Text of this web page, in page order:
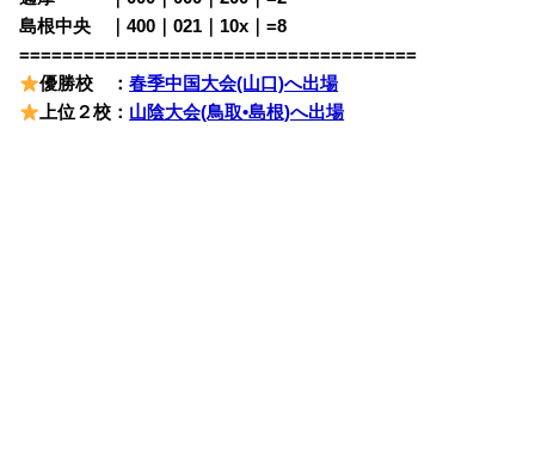
島根中央 ｜400｜021｜10x｜=8
=====================================
優勝校 ：春季中国大会(山口)へ出場
上位２校： 山陰大会(鳥取•島根)へ出場